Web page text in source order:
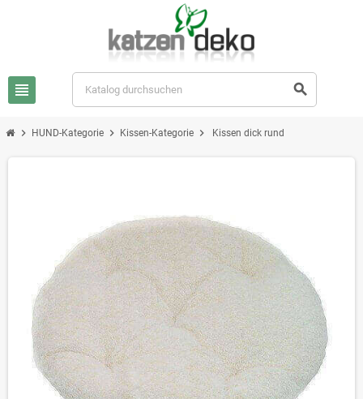
view_headline search
chevron_right HUND-Kategorie chevron_right Kissen-Kategorie chevron_right Kissen dick rund